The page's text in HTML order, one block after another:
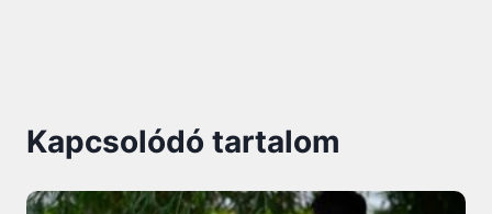
Kapcsolódó tartalom